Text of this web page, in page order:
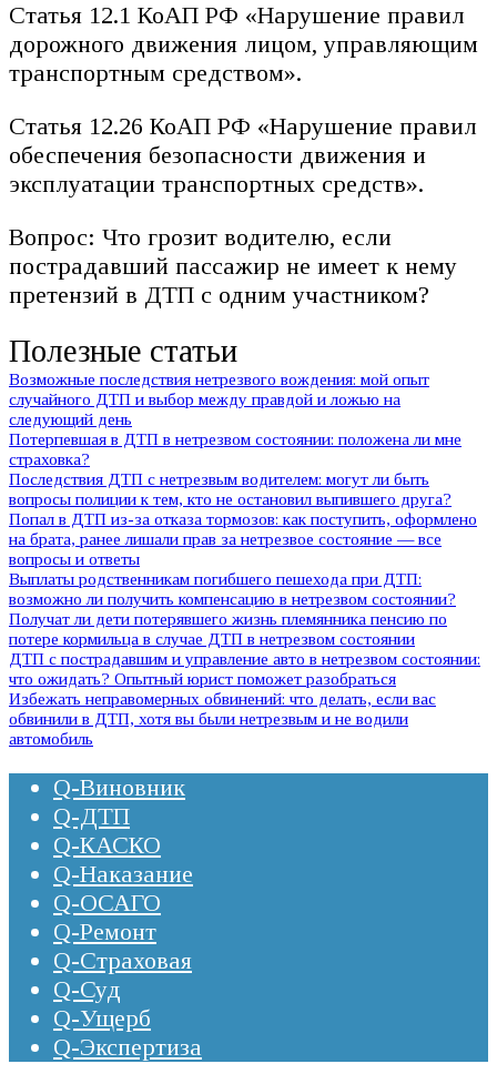
Статья 12.1 КоАП РФ «Нарушение правил
дорожного движения лицом, управляющим
транспортным средством».
Статья 12.26 КоАП РФ «Нарушение правил
обеспечения безопасности движения и
эксплуатации транспортных средств».
Вопрос: Что грозит водителю, если
пострадавший пассажир не имеет к нему
претензий в ДТП с одним участником?
Полезные статьи
Возможные последствия нетрезвого вождения: мой опыт
случайного ДТП и выбор между правдой и ложью на
следующий день
Потерпевшая в ДТП в нетрезвом состоянии: положена ли мне
страховка?
Последствия ДТП с нетрезвым водителем: могут ли быть
вопросы полиции к тем, кто не остановил выпившего друга?
Попал в ДТП из-за отказа тормозов: как поступить, оформлено
на брата, ранее лишали прав за нетрезвое состояние — все
вопросы и ответы
Выплаты родственникам погибшего пешехода при ДТП:
возможно ли получить компенсацию в нетрезвом состоянии?
Получат ли дети потерявшего жизнь племянника пенсию по
потере кормильца в случае ДТП в нетрезвом состоянии
ДТП с пострадавшим и управление авто в нетрезвом состоянии:
что ожидать? Опытный юрист поможет разобраться
Избежать неправомерных обвинений: что делать, если вас
обвинили в ДТП, хотя вы были нетрезвым и не водили
автомобиль
Q-Виновник
Q-ДТП
Q-КАСКО
Q-Наказание
Q-ОСАГО
Q-Ремонт
Q-Страховая
Q-Суд
Q-Ущерб
Q-Экспертиза